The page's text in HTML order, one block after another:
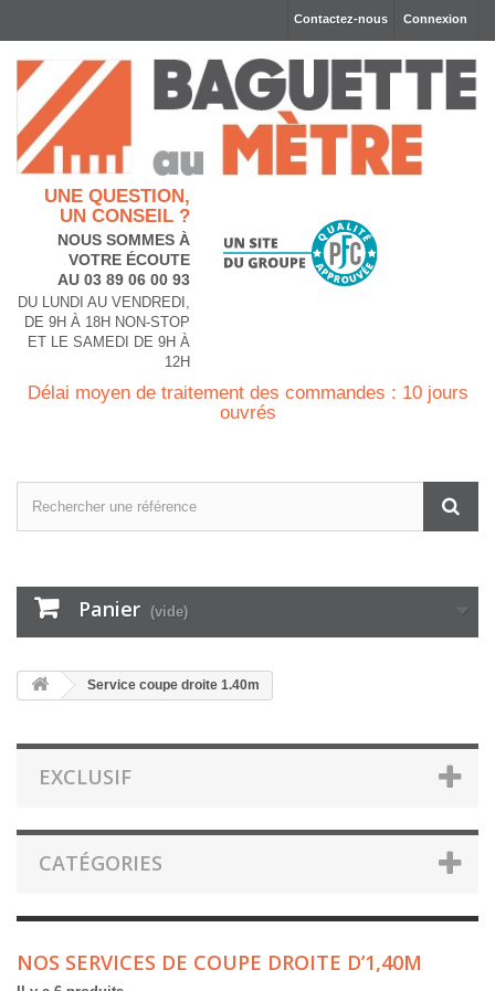
Connexion
Contactez-nous
UNE QUESTION,
UN CONSEIL ?
NOUS SOMMES À
VOTRE ÉCOUTE
AU 03 89 06 00 93
DU LUNDI AU VENDREDI,
DE 9H À 18H NON-STOP
ET LE SAMEDI DE 9H À
12H
Délai moyen de traitement des commandes : 10 jours
ouvrés
Panier (vide)
Service coupe droite 1.40m
EXCLUSIF
CATÉGORIES
NOS SERVICES DE COUPE DROITE D’1,40M